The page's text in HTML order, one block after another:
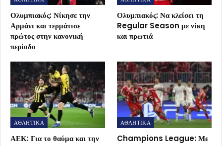
Ολυμπιακός: Νίκησε την
Αρμάνι και τερμάτισε
πρώτος στην κανονική
περίοδο
Ολυμπιακός: Να κλείσει τη
Regular Season με νίκη
και πρωτιά
ΑΘΛΗΤΙΚΑ
ΑΕΚ: Για το θαύμα και την
ΑΘΛΗΤΙΚΑ
Champions League: Με